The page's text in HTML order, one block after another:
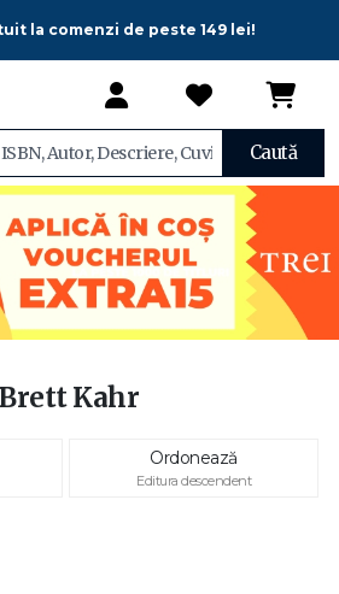
la comenzi de peste 149 lei!
Caută
Brett Kahr
Ordonează
Editura descendent